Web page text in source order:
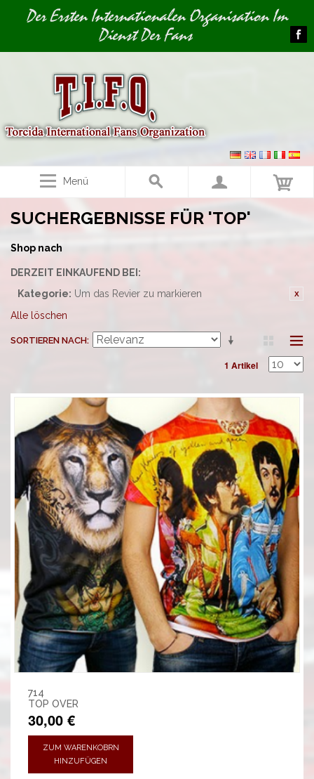
Image 01Der Ersten Internationalen Organisation Im
Dienst Der Fans
Menü
SUCHERGEBNISSE FÜR 'TOP'
Shop nach
DERZEIT EINKAUFEND BEI:
Kategorie: Um das Revier zu markieren
Alle löschen
SORTIEREN NACH
1 Artikel
714
TOP OVER
30,00 €
ZUM WARENKOBRN
HINZUFÜGEN